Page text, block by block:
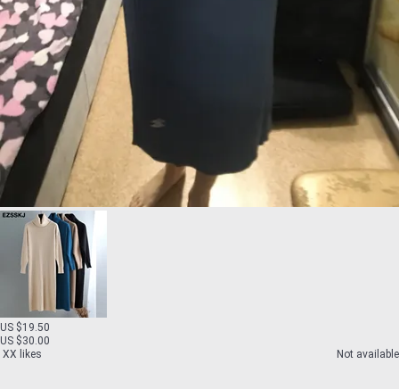
US $19.50
US $30.00
Not available
XX likes